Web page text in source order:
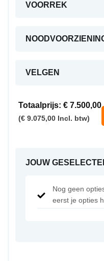
VOORREK
VELGEN
Totaalprijs: € 7.500,00
(€ 9.075,00 Incl. btw)
JOUW
Nog geen
eerst je opties